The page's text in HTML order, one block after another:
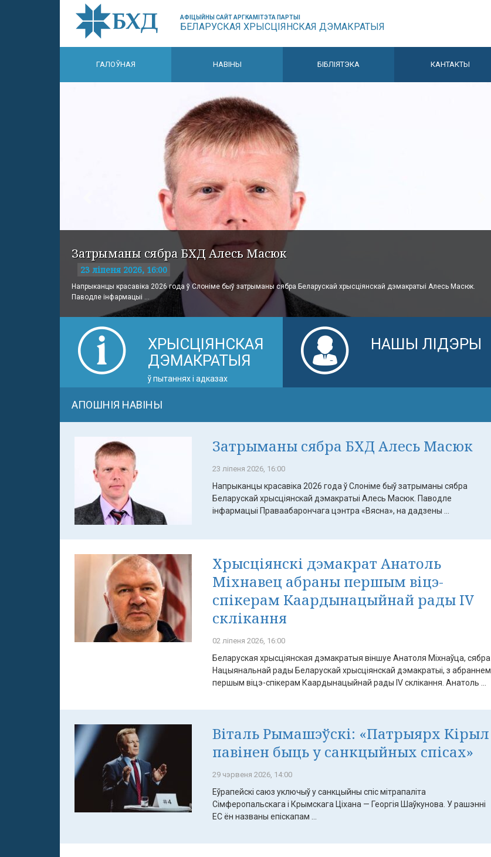
АФІЦЫЙНЫ САЙТ АРГКАМІТЭТА ПАРТЫІ
БЕЛАРУСКАЯ ХРЫСЦІЯНСКАЯ ДЭМАКРАТЫЯ
ГАЛОЎНАЯ НАВІНЫ БІБЛІЯТЭКА КАНТАКТЫ
Затрыманы сябра БХД Алесь Масюк
23 ліпеня 2026, 16:00
Напрыканцы красавіка 2026 года ў Слоніме быў затрыманы сябра Беларускай хрысціянскай дэмакратыі Алесь Масюк.
Паводле інфармацыі ...
ХРЫСЦІЯНСКАЯ
ДЭМАКРАТЫЯ
ў пытаннях і адказах
НАШЫ ЛІДЭРЫ
АПОШНІЯ НАВІНЫ
Затрыманы сябра БХД Алесь Масюк
23 ліпеня 2026, 16:00
Напрыканцы красавіка 2026 года ў Слоніме быў затрыманы сябра
Беларускай хрысціянскай дэмакратыі Алесь Масюк. Паводле
інфармацыі Праваабарончага цэнтра «Вясна», на дадзены ...
Хрысціянскі дэмакрат Анатоль
Міхнавец абраны першым віцэ-
спікерам Каардынацыйнай рады IV
склікання
02 ліпеня 2026, 16:00
Беларуская хрысціянская дэмакратыя віншуе Анатоля Міхнаўца, сябра
Нацыянальнай рады Беларускай хрысціянскай дэмакратыі, з абраннем
першым віцэ-спікерам Каардынацыйнай рады IV склікання. Анатоль ...
Віталь Рымашэўскі: «Патрыярх Кірыл
павінен быць у санкцыйных спісах»
29 чэрвеня 2026, 14:00
Еўрапейскі саюз уключыў у санкцыйны спіс мітрапаліта
Сімферопальскага і Крымскага Ціхана — Георгія Шаўкунова. У рашэнні
ЕС ён названы епіскапам ...